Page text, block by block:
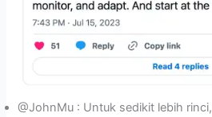
@JohnMu : Untuk sedikit lebih